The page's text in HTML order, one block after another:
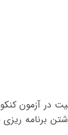
در آزمون
برنامه